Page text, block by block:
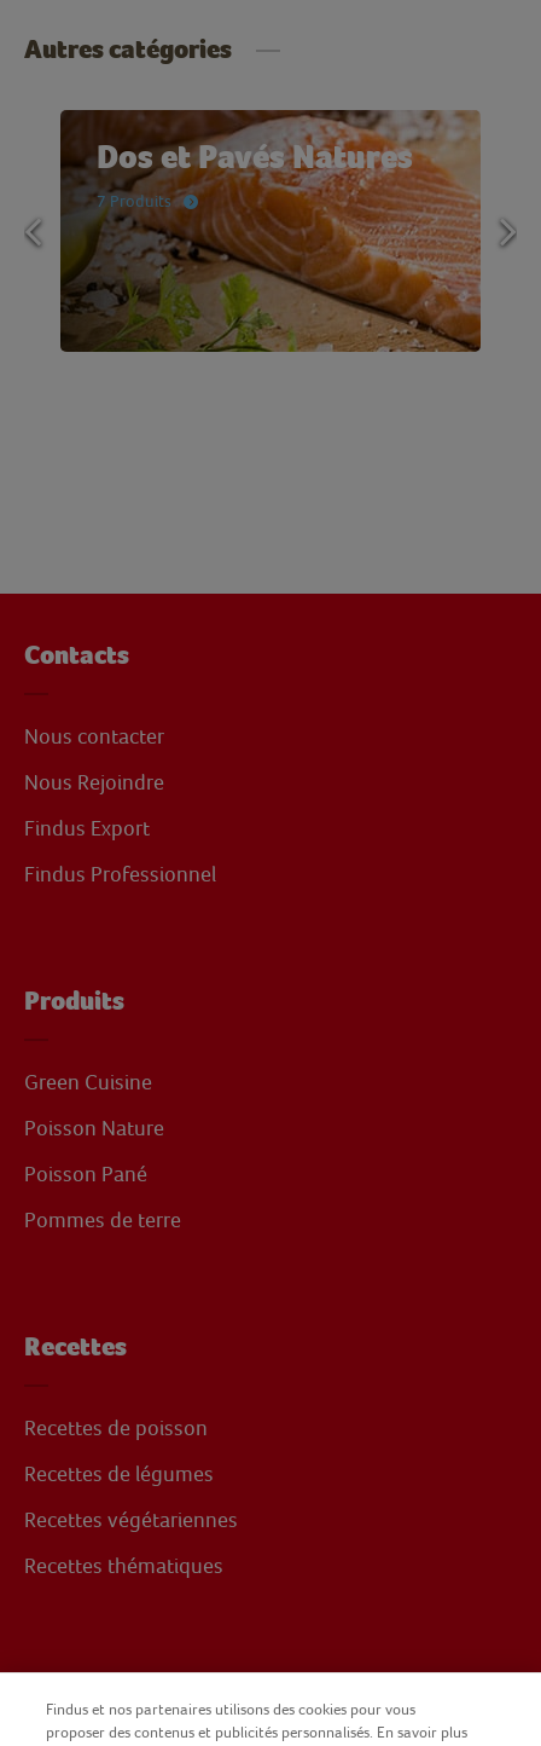
Autres catégories
Dos et Pavés Natures
7 Produits
Contacts
Nous contacter
Nous Rejoindre
Findus Export
Findus Professionnel
Produits
Green Cuisine
Poisson Nature
Poisson Pané
Pommes de terre
Recettes
Recettes de poisson
Recettes de légumes
Recettes végétariennes
Recettes thématiques
Findus et nos partenaires utilisons des cookies pour vous
proposer des contenus et publicités personnalisés. En savoir plus